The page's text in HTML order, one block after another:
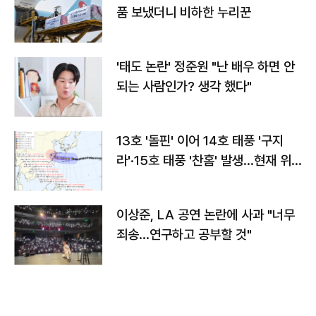
품 보냈더니 비하한 누리꾼
'태도 논란' 정준원 "난 배우 하면 안
되는 사람인가? 생각 했다"
13호 '돌핀' 이어 14호 태풍 '구지
라'·15호 태풍 '찬홈' 발생…현재 위
이상준, LA 공연 논란에 사과 "너무
죄송…연구하고 공부할 것"